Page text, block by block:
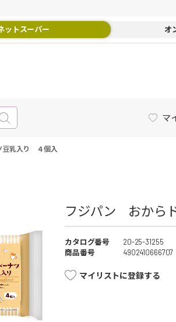
ットスーパー オ
マ
豆乳入り ４個入
フジパン おから
カタログ番号
20-25-31255
商品番号
4902410666707
マイリストに登録する